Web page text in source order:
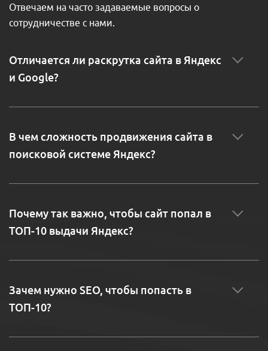
Отвечаем на часто задаваемые вопросы о
сотрудничестве с нами.
Отличается ли раскрутка сайта в Яндекс
и Google?
В чем сложность продвижения сайта в
поисковой системе Яндекс?
Почему так важно, чтобы сайт попал в
ТОП-10 выдачи Яндекс?
Зачем нужно SEO, чтобы попасть в
ТОП-10?